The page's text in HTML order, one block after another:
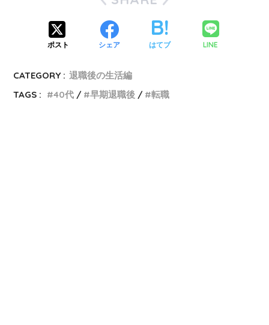
ポスト シェア はてブ LINE
CATEGORY : 退職後の生活編
TAGS :
40代 早期退職後 転職